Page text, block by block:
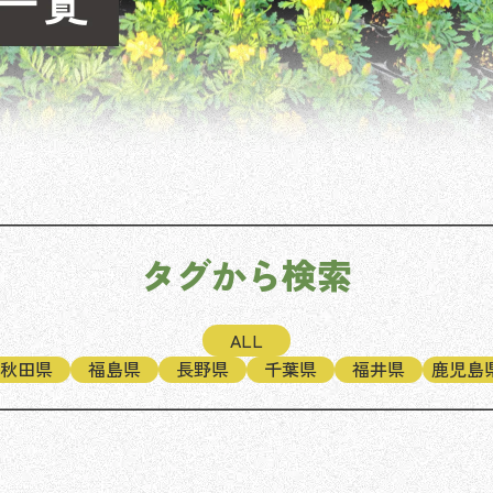
タグから検索
ALL
秋田県
福島県 長野県 千葉県 福井県 鹿児島